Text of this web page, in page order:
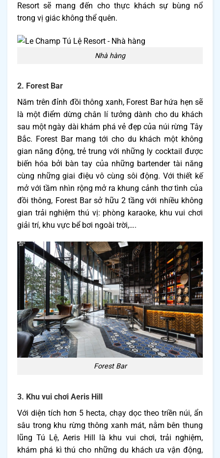
Resort sẽ mang đến cho thực khách sự bùng nổ
trong vị giác không thể quên.
Nhà hàng
2. Forest Bar
Năm trên đỉnh đồi thông xanh, Forest Bar hứa hẹn sẽ
là một điểm dừng chân lí tưởng dành cho du khách
sau một ngày dài khám phá vẻ đẹp của núi rừng Tây
Bắc. Forest Bar mang tới cho du khách một không
gian năng động, trẻ trung với những ly cocktail được
biến hóa bởi bàn tay của những bartender tài năng
cùng những giai điệu vô cùng sôi động. Với thiết kế
mở với tầm nhìn rộng mở ra khung cảnh thơ tình của
đồi thông, Forest Bar sở hữu 2 tầng với nhiều không
gian trải nghiệm thú vị: phòng karaoke, khu vui chơi
giải trí, khu vực bể bơi ngoài trời,….
Forest Bar
3. Khu vui chơi Aeris Hill
Với diện tích hơn 5 hecta, chạy dọc theo triền núi, ẩn
sâu trong khu rừng thông xanh mát, nằm bên thung
lũng Tú Lệ, Aeris Hill là khu vui chơi, trải nghiệm,
khám phá kì thú cho những du khách ưa vận động,